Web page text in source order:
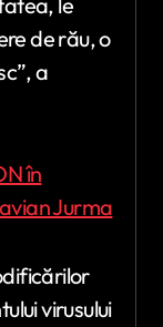
de rău, o
a
în
Jurma
virusului